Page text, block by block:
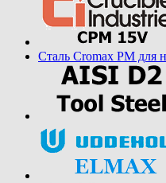
Сталь Cromax PM для